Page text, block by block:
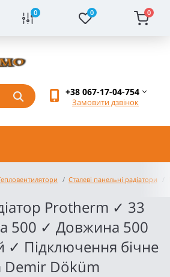
0 0 0
+38 067-17-04-754
Замовити дзвінок
Сталеві панельні радіатори
Protherm ✓ 33
500 ✓ Довжина 500
Підключення бічне
Döküm